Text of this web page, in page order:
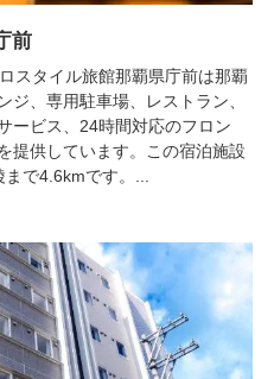
前
スタイル旅館那覇県庁前は那覇
、専用駐車場、レストラン、
ービス、24時間対応のフロン
提供しています。この宿泊施設
で4.6kmです。...